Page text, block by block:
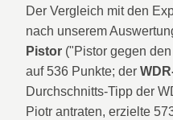
Der Vergleich mit den
nach unserem
Pistor ("Pistor gegen
auf 536 Punkte; der
Durchschnitts-Tipp der
Piotr antraten, erzielte